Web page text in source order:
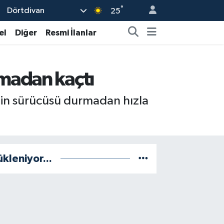
Dörtdivan 25°
Diğer Resmi İlanlar
kaçtı
sürücüsü durmadan hızla